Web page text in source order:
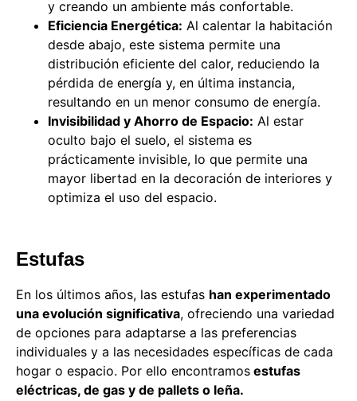
y creando un ambiente más confortable.
Eficiencia Energética: Al calentar la habitación
desde abajo, este sistema permite una
distribución eficiente del calor, reduciendo la
pérdida de energía y, en última instancia,
resultando en un menor consumo de energía.
Invisibilidad y Ahorro de Espacio: Al estar
oculto bajo el suelo, el sistema es
prácticamente invisible, lo que permite una
mayor libertad en la decoración de interiores y
optimiza el uso del espacio.
Estufas
En los últimos años, las estufas han experimentado
una evolución significativa, ofreciendo una variedad
de opciones para adaptarse a las preferencias
individuales y a las necesidades específicas de cada
hogar o espacio. Por ello encontramos estufas
eléctricas, de gas y de pallets o leña.